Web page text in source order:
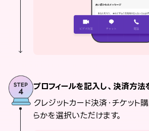
プロフィールを記入し、決済方
クレジットカード決済・チケット
らかを選択いただけます。